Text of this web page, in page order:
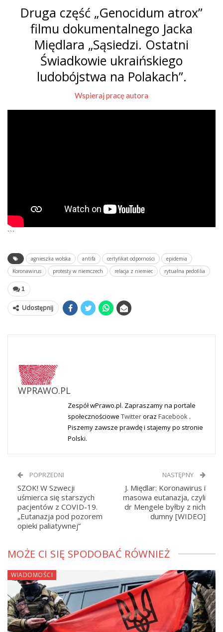
Druga część „Genocidum atrox”
filmu dokumentalnego Jacka
Międlara „Sąsiedzi. Ostatni
Świadkowie ukraińskiego
ludobójstwa na Polakach”.
Wspieraj pracę autora
```
agnieszka wolska antifa certyfikat odporności
epidemia
Koronawirus
protesty w niemczech relacja z niemiec rytualna pedofilia
1
Udostępnij
WPRAWO.PL
Zespół wPrawo.pl. Zapraszamy na portale
społecznościowe Twitteroraz Facebook .
Piszemy zawsze prawdę i stajemy po stronie
Polski.
POPRZEDNI
SZOK! W Szwecji
uśmierca się starszych
pacjentów z COVID-19.
„Eutanazja pod pozorem
opieki paliatywnej”
NASTĘPNY
J. Międlar: Koronawirus i
masowa eutanazja, czyli
dr Mengele byłby z nich
dumny [WIDEO]
MOŻE CI SIĘ SPODOBAĆ RÓWNIEŻ
WIADOMOŚCI